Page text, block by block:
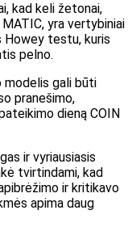
kad keli žetonai,
yra vertybiniai
Howey testu, kuris
pelno.
modelis gali būti
pranešimo,
dieną COIN
ir vyriausiasis
tvirtindami, kad
ir kritikavo
apima daug